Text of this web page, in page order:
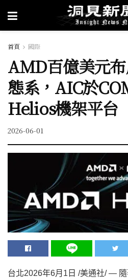
首頁 國際
AMD百億美元
態系，AIC於
Helios機架平台
2026-06-01
台北2026年6月1日 /美通社/ — 隨